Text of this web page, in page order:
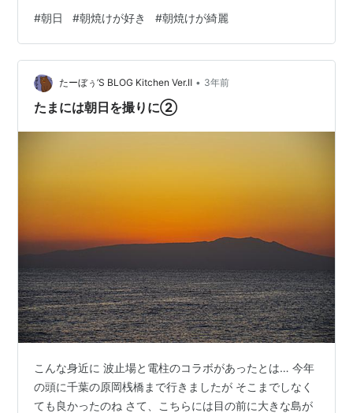
#朝日 #朝焼けが好き #朝焼けが綺麗
たーぼぅ’S BLOG Kitchen Ver.Ⅱ • 3年前
たまには朝日を撮りに②
こんな身近に 波止場と電柱のコラボがあったとは… 今年
の頭に千葉の原岡桟橋まで行きましたが そこまでしなく
ても良かったのね さて、こちらには目の前に大きな島が